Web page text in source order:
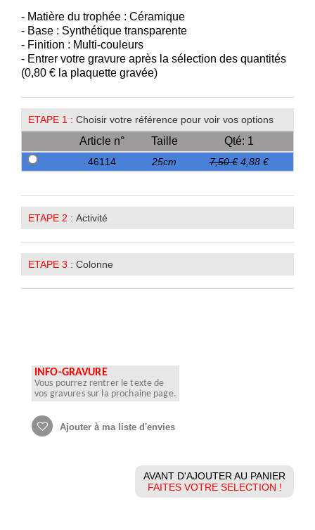
- Matière du trophée : Céramique
- Base : Synthétique transparente
- Finition : Multi-couleurs
- Entrer votre gravure après la sélection des quantités
(0,80 € la plaquette gravée)
ETAPE 1 : Choisir votre référence pour voir vos options
Article n° Taille Qté: 1
46114 25cm 7,50 € 4,88 €
ETAPE 2 : Activité
ETAPE 3 : Colonne
INFO-GRAVURE
Vous pourrez rentrer le texte de
vos gravures sur la prochaine page.
Ajouter à ma liste d'envies
AVANT D'AJOUTER AU PANIER
FAITES VOTRE SELECTION !